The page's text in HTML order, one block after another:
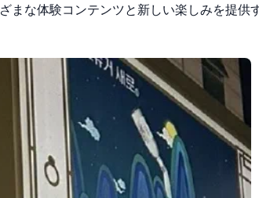
まな体験コンテンツと新しい楽しみを提供